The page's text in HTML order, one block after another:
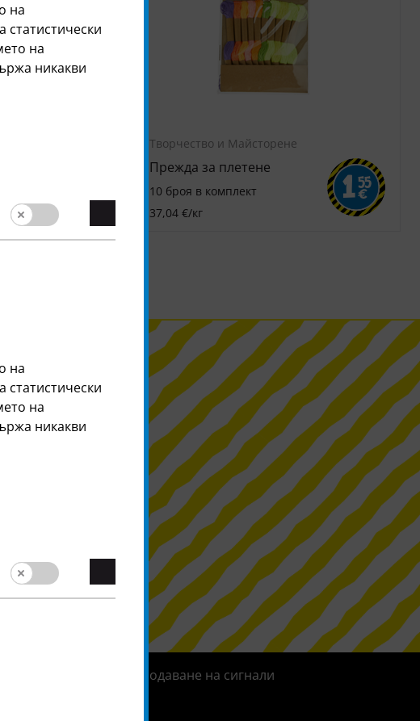
Творчество и Майсторене
Прежда за плетене
10 броя в комплект
37,04 €/кг
155
€
Система за подаване на сигнали
на
статистически
на
никакви
на
статистически
на
никакви